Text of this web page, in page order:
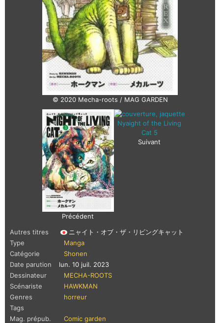
© 2020 Mecha-roots / MAG GARDEN
Précédent
Suivant
Autres titres
ニャイト・オブ・ザ・リビングキャット
Type
Manga
Catégorie
Shonen
Date parution
lun. 10 juil. 2023
Dessinateur
MECHA-ROOTS
Scénariste
HAWKMAN
Genres
horreur
Tags
Mag. prépub.
Comic garden